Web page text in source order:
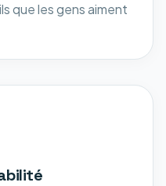
que les gens aiment